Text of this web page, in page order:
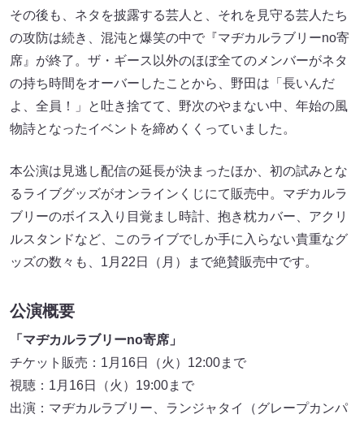
その後も、ネタを披露する芸人と、それを見守る芸人たち
の攻防は続き、混沌と爆笑の中で『マヂカルラブリーno寄
席』が終了。ザ・ギース以外のほぼ全てのメンバーがネタ
の持ち時間をオーバーしたことから、野田は「長いんだ
よ、全員！」と吐き捨てて、野次のやまない中、年始の風
物詩となったイベントを締めくくっていました。
本公演は見逃し配信の延長が決まったほか、初の試みとな
るライブグッズがオンラインくじにて販売中。マヂカルラ
ブリーのボイス入り目覚まし時計、抱き枕カバー、アクリ
ルスタンドなど、このライブでしか手に入らない貴重なグ
ッズの数々も、1月22日（月）まで絶賛販売中です。
公演概要
「マヂカルラブリーno寄席」
チケット販売：1月16日（火）12:00まで
視聴：1月16日（火）19:00まで
出演：マヂカルラブリー、ランジャタイ（グレープカンパ